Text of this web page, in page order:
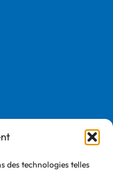
des technologies telles